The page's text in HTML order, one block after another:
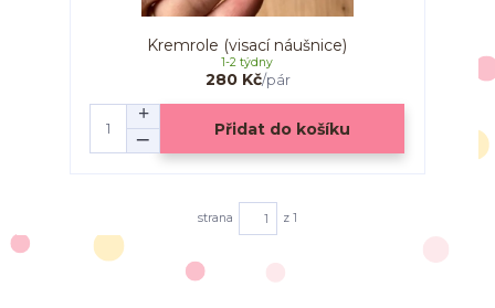
Kremrole (visací náušnice)
280 Kč/pár
1-2 týdny
Přidat do košíku
strana z 1